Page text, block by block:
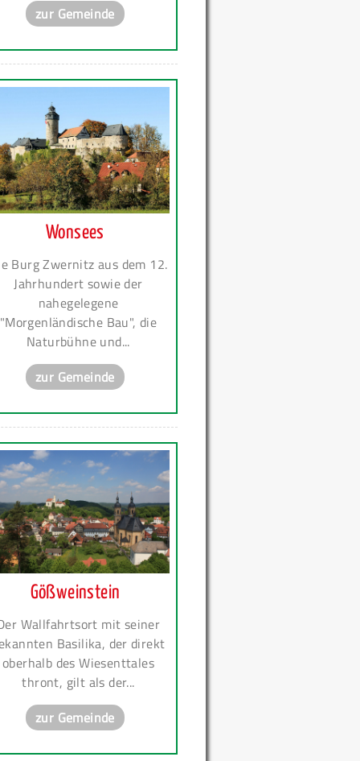
zur Gemeinde
Wonsees
Burg Zwernitz aus dem 12.
Jahrhundert sowie der
nahegelegene
"Morgenländische Bau", die
Naturbühne und...
zur Gemeinde
Gößweinstein
Wallfahrtsort mit seiner
Basilika, der direkt
oberhalb des Wiesenttales
thront, gilt als der...
zur Gemeinde